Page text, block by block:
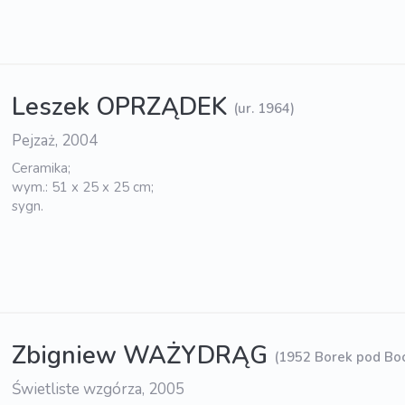
Leszek OPRZĄDEK (ur. 1964)
Pejzaż, 2004
Ceramika;
wym.: 51 x 25 x 25 cm;
sygn.
Zbigniew WAŻYDRĄG (1952 Borek pod
Świetliste wzgórza, 2005